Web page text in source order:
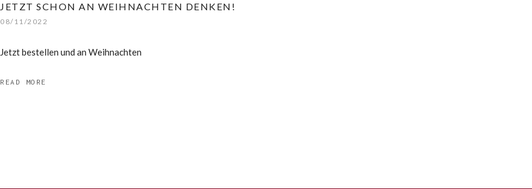
JETZT SCHON AN WEIHNACHTEN DENKEN!
08/11/2022
Jetzt bestellen und an Weihnachten
READ MORE